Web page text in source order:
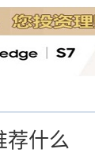
荐什么